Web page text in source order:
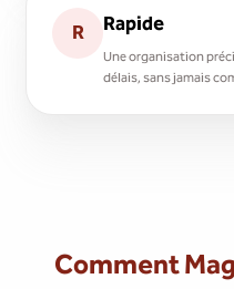
R Rapide
Une organisation
délais, sans jamais
Comment